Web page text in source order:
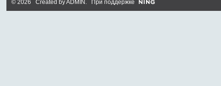
© 2026 Created byADMIN. При поддержке